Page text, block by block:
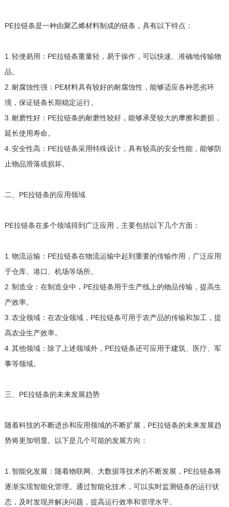
PE拉链条是一种由聚乙烯材料制成的链条，具有以下特点：
1. 轻便易用：PE拉链条重量轻，易于操作，可以快速、准确地传输物
品。
2. 耐腐蚀性强：PE材料具有较好的耐腐蚀性，能够适应各种恶劣环
境，保证链条长期稳定运行。
3. 耐磨性好：PE拉链条的耐磨性较好，能够承受较大的摩擦和磨损，
延长使用寿命。
4. 安全性高：PE拉链条采用特殊设计，具有较高的安全性能，能够防
止物品滑落或损坏。
二、PE拉链条的应用领域
PE拉链条在多个领域得到广泛应用，主要包括以下几个方面：
1. 物流运输：PE拉链条在物流运输中起到重要的传输作用，广泛应用
于仓库、港口、机场等场所。
2. 制造业：在制造业中，PE拉链条用于生产线上的物品传输，提高生
产效率。
3. 农业领域：在农业领域，PE拉链条可用于农产品的传输和加工，提
高农业生产效率。
4. 其他领域：除了上述领域外，PE拉链条还可应用于建筑、医疗、军
事等领域。
三、PE拉链条的未来发展趋势
随着科技的不断进步和应用领域的不断扩展，PE拉链条的未来发展趋
势将更加明显。以下是几个可能的发展方向：
1. 智能化发展：随着物联网、大数据等技术的不断发展，PE拉链条将
逐渐实现智能化管理。通过智能化技术，可以实时监测链条的运行状
态，及时发现并解决问题，提高运行效率和管理水平。